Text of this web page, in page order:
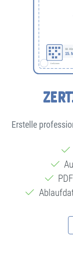
Erstelle